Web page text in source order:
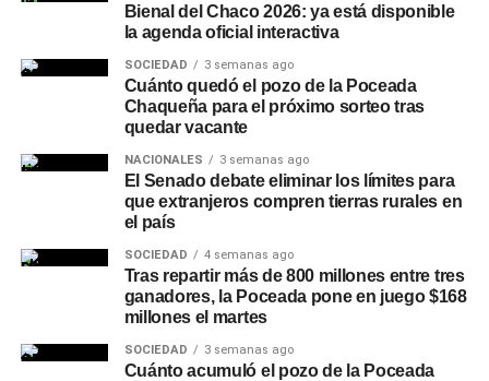
Bienal del Chaco 2026: ya está disponible
la agenda oficial interactiva
SOCIEDAD 3 semanas ago
Cuánto quedó el pozo de la Poceada
Chaqueña para el próximo sorteo tras
quedar vacante
NACIONALES 3 semanas ago
El Senado debate eliminar los límites para
que extranjeros compren tierras rurales en
el país
SOCIEDAD 4 semanas ago
Tras repartir más de 800 millones entre tres
ganadores, la Poceada pone en juego $168
millones el martes
SOCIEDAD 3 semanas ago
Cuánto acumuló el pozo de la Poceada